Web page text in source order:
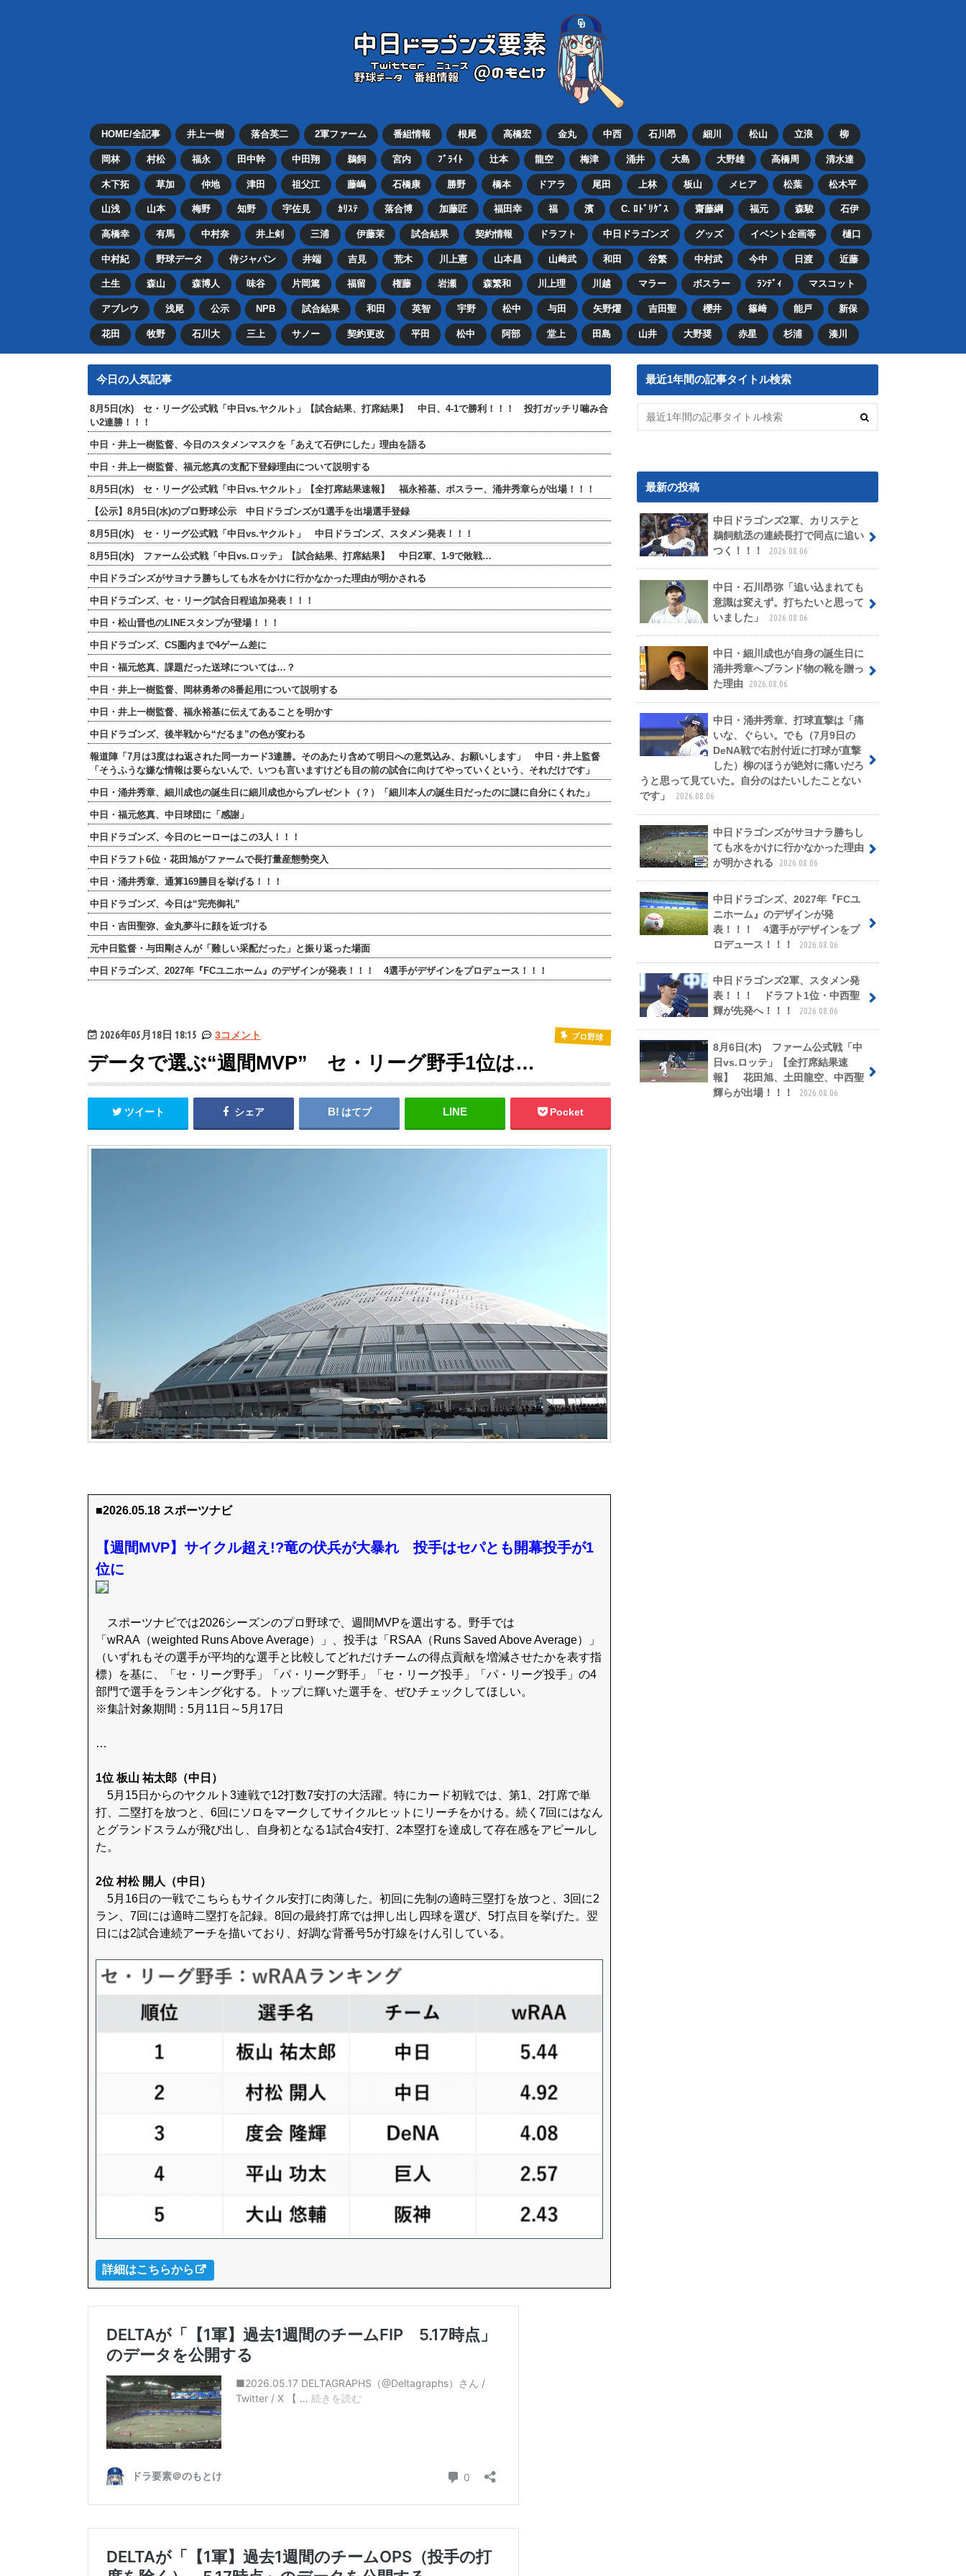
HOME/全記事 井上一樹 落合英二 2軍ファーム 番組情報 根尾 高橋宏 金丸 中西 石川昂 細川 松山 立浪 柳
岡林 村松 福永 田中幹 中田翔 鵜飼 宮内 ﾌﾞﾗｲﾄ 辻本 龍空 梅津 涌井 大島 大野雄 高橋周 清水達
木下拓 草加 仲地 津田 祖父江 藤嶋 石橋康 勝野 橋本 ドアラ 尾田 上林 板山 メヒア 松葉 松木平
山浅 山本 梅野 知野 宇佐見 ｶﾘｽﾃ 落合博 加藤匠 福田幸 福 濱 C. ﾛﾄﾞﾘｹﾞｽ 齋藤綱 福元 森駿 石伊
高橋幸 有馬 中村奈 井上剣 三浦 伊藤茉 試合結果 契約情報 ドラフト 中日ドラゴンズ グッズ イベント企画等 樋口
中村紀 野球データ 侍ジャパン 井端 吉見 荒木 川上憲 山本昌 山﨑武 和田 谷繁 中村武 今中 日渡 近藤
土生 森山 森博人 味谷 片岡篤 福留 権藤 岩瀬 森繁和 川上理 川越 マラー ボスラー ﾗﾝﾃﾞｨ マスコット
アブレウ 浅尾 公示 NPB 試合結果 和田 英智 宇野 松中 与田 矢野燿 吉田聖 櫻井 篠﨑 能戸 新保
花田 牧野 石川大 三上 サノー 契約更改 平田 松中 阿部 堂上 田島 山井 大野奨 赤星 杉浦 湊川
今日の人気記事
8月5日(水) セ・リーグ公式戦「中日vs.ヤクルト」【試合結果、打席結果】 中日、4-1で勝利！！！ 投打ガッチリ噛み合
い2連勝！！！
中日・井上一樹監督、今日のスタメンマスクを「あえて石伊にした」理由を語る
中日・井上一樹監督、福元悠真の支配下登録理由について説明する
8月5日(水) セ・リーグ公式戦「中日vs.ヤクルト」【全打席結果速報】 福永裕基、ボスラー、涌井秀章らが出場！！！
【公示】8月5日(水)のプロ野球公示 中日ドラゴンズが1選手を出場選手登録
8月5日(水) セ・リーグ公式戦「中日vs.ヤクルト」 中日ドラゴンズ、スタメン発表！！！
8月5日(水) ファーム公式戦「中日vs.ロッテ」【試合結果、打席結果】 中日2軍、1-9で敗戦…
中日ドラゴンズがサヨナラ勝ちしても水をかけに行かなかった理由が明かされる
中日ドラゴンズ、セ・リーグ試合日程追加発表！！！
中日・松山晋也のLINEスタンプが登場！！！
中日ドラゴンズ、CS圏内まで4ゲーム差に
中日・福元悠真、課題だった送球については…？
中日・井上一樹監督、岡林勇希の8番起用について説明する
中日・井上一樹監督、福永裕基に伝えてあることを明かす
中日ドラゴンズ、後半戦から“だるま”の色が変わる
報道陣「7月は3度はね返された同一カード3連勝。そのあたり含めて明日への意気込み、お願いします」 中日・井上監督
「そうふうな嫌な情報は要らないんで、いつも言いますけども目の前の試合に向けてやっていくという、それだけです」
中日・涌井秀章、細川成也の誕生日に細川成也からプレゼント（？）「細川本人の誕生日だったのに謎に自分にくれた」
中日・福元悠真、中日球団に「感謝」
中日ドラゴンズ、今日のヒーローはこの3人！！！
中日ドラフト6位・花田旭がファームで長打量産態勢突入
中日・涌井秀章、通算169勝目を挙げる！！！
中日ドラゴンズ、今日は“完売御礼”
中日・吉田聖弥、金丸夢斗に顔を近づける
元中日監督・与田剛さんが「難しい采配だった」と振り返った場面
中日ドラゴンズ、2027年『FCユニホーム』のデザインが発表！！！ 4選手がデザインをプロデュース！！！
2026年05月18日 18:15 3コメント プロ野球
データで選ぶ“週間MVP” セ・リーグ野手1位は…
ツイート シェア はてブ Pocket
■2026.05.18 スポーツナビ
【週間MVP】サイクル超え!?竜の伏兵が大暴れ 投手はセパとも開幕投手が1
位に
スポーツナビでは2026シーズンのプロ野球で、週間MVPを選出する。野手では
「wRAA（weighted Runs Above Average）」、投手は「RSAA（Runs Saved Above Average）」
（いずれもその選手が平均的な選手と比較してどれだけチームの得点貢献を増減させたかを表す指
標）を基に、「セ・リーグ野手」「パ・リーグ野手」「セ・リーグ投手」「パ・リーグ投手」の4
部門で選手をランキング化する。トップに輝いた選手を、ぜひチェックしてほしい。
※集計対象期間：5月11日～5月17日
…
1位 板山 祐太郎（中日）
5月15日からのヤクルト3連戦で12打数7安打の大活躍。特にカード初戦では、第1、2打席で単
打、二塁打を放つと、6回にソロをマークしてサイクルヒットにリーチをかける。続く7回にはなん
とグランドスラムが飛び出し、自身初となる1試合4安打、2本塁打を達成して存在感をアピールし
た。
2位 村松 開人（中日）
5月16日の一戦でこちらもサイクル安打に肉薄した。初回に先制の適時三塁打を放つと、3回に2
ラン、7回には適時二塁打を記録。8回の最終打席では押し出し四球を選び、5打点目を挙げた。翌
日には2試合連続アーチを描いており、好調な背番号5が打線をけん引している。
詳細はこちらから
最近1年間の記事タイトル検索
最新の投稿
中日ドラゴンズ2軍、カリステと
鵜飼航丞の連続長打で同点に追い
つく！！！
2026.08.06
中日・石川昂弥「追い込まれても
意識は変えず。打ちたいと思って
いました」
2026.08.06
中日・細川成也が自身の誕生日に
涌井秀章へブランド物の靴を贈っ
た理由
2026.08.06
中日・涌井秀章、打球直撃は「痛
いな、ぐらい。でも（7月9日の
DeNA戦で右肘付近に打球が直撃
した）柳のほうが絶対に痛いだろ
うと思って見ていた。自分のはたいしたことない
です」
2026.08.06
中日ドラゴンズがサヨナラ勝ちし
ても水をかけに行かなかった理由
が明かされる
2026.08.06
中日ドラゴンズ、2027年『FCユ
ニホーム』のデザインが発
表！！！ 4選手がデザインをプ
ロデュース！！！
2026.08.06
中日ドラゴンズ2軍、スタメン発
表！！！ ドラフト1位・中西聖
輝が先発へ！！！
2026.08.06
8月6日(木) ファーム公式戦「中
日vs.ロッテ」【全打席結果速
報】 花田旭、土田龍空、中西聖
輝らが出場！！！
2026.08.06